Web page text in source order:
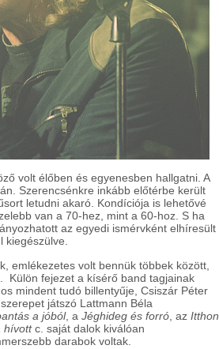
volt élőben és egyenesben hallgatni. A
Szerencsénkre inkább előtérbe került
letudni akaró. Kondíciója is lehetővé
van a 70-hez, mint a 60-hoz. S ha
az egyedi ismérvként elhíresült
emlékezetes volt bennük többek között,
Külön fejezet a kísérő band tagjainak
mindent tudó billentyűje, Csiszár Péter
játszó Lattmann Béla
a jóból, a Jéghideg és forró , az Itthon
hívottc. saját dalok kiválóan
darabok voltak.